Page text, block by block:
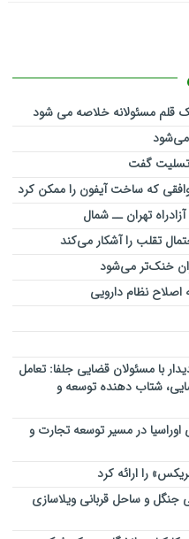
قلم مسئولانه خلاصه می شود
تسلیت گفت
که ساخت آیفون را ممکن کرد
تهران ــ شمال
خنک‌تر می‌شود
نظام دارویی
با مسئولان قضایی جلفا: تعامل
شتاب‌ دهنده توسعه و
در مسیر توسعه تجارت و
را ارائه کرد
و ساحل قربانی ویلاسازی